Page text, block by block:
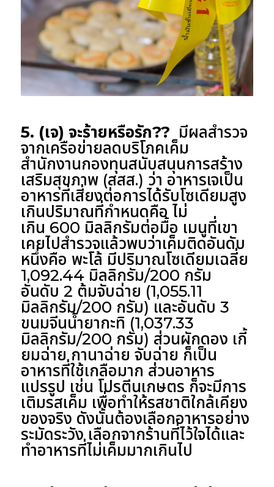
5. (เจ) จะร้ายหรือรัก?? มีผลสำรวจ
จากเครือข่ายลดบริโภคเค็ม
สำนักงานกองทุนสนับสนุนการสร้าง
เสริมสุขภาพ (สสส.) ว่า อาหารเจเป็น
อาหารที่เสี่ยงต่อการได้รับโซเดียมสูง
เกินปริมาณที่กำหนดคือ ไม่
เกิน 600 มิลลิกรัมต่อมื้อ เมนูที่เขา
เคยไปสำรวจแล้วพบว่าเค็มติดอันดับ
หนึ่งคือ พะโล้ มีปริมาณโซเดียมเฉลี่ย
1,092.44 มิลลิกรัม/200 กรัม
อันดับ 2 ต้มจับฉ่าย (1,055.11
มิลลิกรัม/200 กรัม) และอันดับ 3
ขนมจีนน้ำยากะทิ (1,037.33
มิลลิกรัม/200 กรัม) ส่วนผักดอง เกี้
ยมฉ่าย กานาฉ่าย จับฉ่าย ก็เป็น
อาหารที่ใช้เกลือมาก ส่วนอาหาร
แปรรูป เช่น โปรตีนเกษตร ก็จะมีการ
เติมรสเค็ม เพื่อทำให้รสชาติใกล้เคียง
ของจริง ดังนั้นต้องเลือกอาหารอย่าง
ระมัดระวัง เลือกจากร้านที่ไว้ใจได้และ
ทำอาหารที่ไม่เค็มมากเกินไป